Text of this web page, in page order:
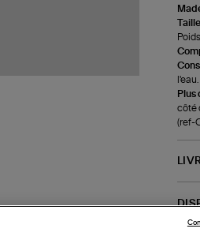
Poids
Plus
côté
(ref-